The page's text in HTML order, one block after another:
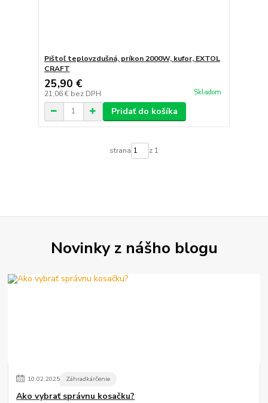
Pištoľ teplovzdušná, príkon 2000W, kufor, EXTOL
CRAFT
25,90 €
21,06 € bez DPH Skladom
Pridať do košíka
strana z 1
Novinky z nášho blogu
10.02.2025 Záhradkárčenie
Ako vybrať správnu kosačku?